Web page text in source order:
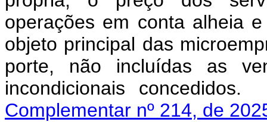
operações em conta alheia
objeto principal das
porte, não incluídas as
incondicionais
Complementar nº 214, de